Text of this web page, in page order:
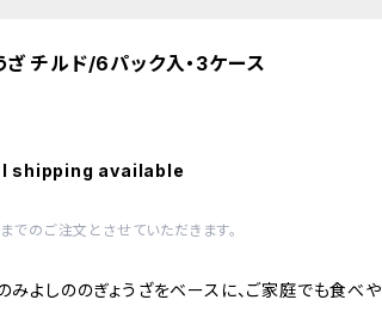
ざ チルド/6パック入・3ケース
shipping available
でのご注文とさせていただきます。
みよしののぎょうざをベースに、ご家庭でも食べや